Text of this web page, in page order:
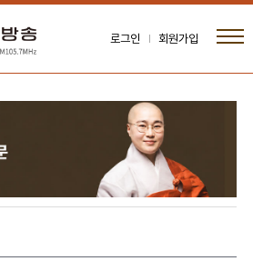
로그인 회원가입